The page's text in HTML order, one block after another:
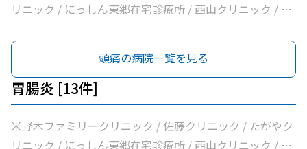
リニック / にっしん東郷在宅診療所 / 西山クリニック / 医
外科三好クリニック / みすクリニック / たきざわ胃腸科外
科 / 医療法人白宇会天王内科 / 永井医院 / みよし市民病院
頭痛の病院一覧を見る
胃腸炎 [13件]
米野木ファミリークリニック / 佐藤クリニック / たがやク
リニック / にっしん東郷在宅診療所 / 西山クリニック / 医